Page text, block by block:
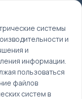
системы
и
и
информации.
пользоваться
файлов
систем в